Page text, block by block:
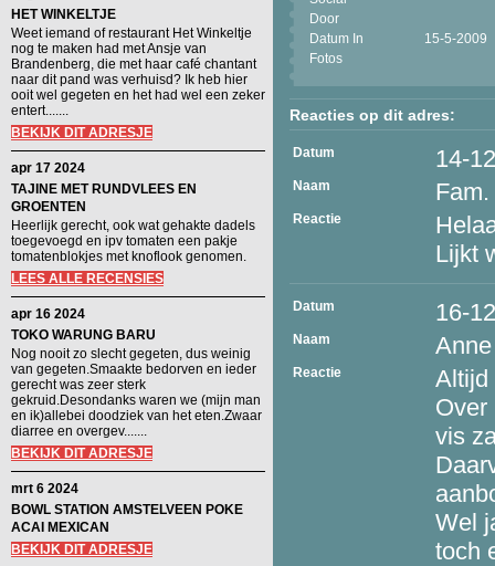
HET WINKELTJE
Weet iemand of restaurant Het Winkeltje
nog te maken had met Ansje van
Brandenberg, die met haar café chantant
naar dit pand was verhuisd? Ik heb hier
ooit wel gegeten en het had wel een zeker
entert.......
BEKIJK DIT ADRESJE
apr 17 2024
TAJINE MET RUNDVLEES EN
GROENTEN
Heerlijk gerecht, ook wat gehakte dadels
toegevoegd en ipv tomaten een pakje
tomatenblokjes met knoflook genomen.
LEES ALLE RECENSIES
apr 16 2024
TOKO WARUNG BARU
Nog nooit zo slecht gegeten, dus weinig
van gegeten.Smaakte bedorven en ieder
gerecht was zeer sterk
gekruid.Desondanks waren we (mijn man
en ik)allebei doodziek van het eten.Zwaar
diarree en overgev.......
BEKIJK DIT ADRESJE
mrt 6 2024
BOWL STATION AMSTELVEEN POKE
ACAI MEXICAN
BEKIJK DIT ADRESJE
Door
Datum In
15-5-2009
Fotos
Reacties op dit adres:
Datum 14-
Naam
Reactie
Lijkt
Datum 16-
Naam Anne
Reactie
Altijd
Over
vis
Wel
toch